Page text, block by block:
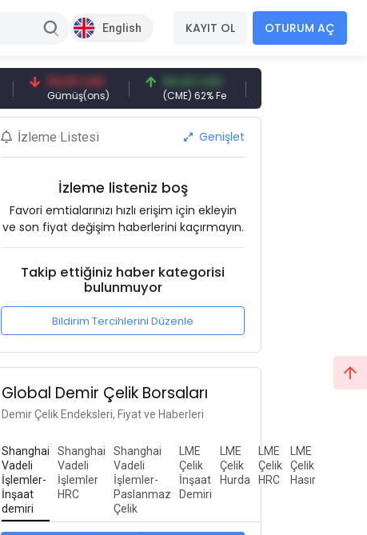
English KAYIT OL OTURUM AÇ
94,50 USD
Gümüş(ons)
94,44 USD
(CME) 62% Fe
377,25 USD
Gemi Söküm
İzleme Listesi Genişlet
İzleme listeniz boş
Favori emtialarınızı hızlı erişim için ekleyin
ve son fiyat değişim haberlerini kaçırmayın.
Takip ettiğiniz haber kategorisi
bulunmuyor
Bildirim Tercihlerini Düzenle
Global Demir Çelik Borsaları
Demir Çelik Endeksleri, Fiyat ve Haberleri
Shanghai
Vadeli
İşlemler-
İnşaat
demiri
Shanghai
Vadeli
İşlemler
HRC
Shanghai
Vadeli
İşlemler-
Paslanmaz
Çelik
LME
Çelik
İnşaat
Demiri
LME
Çelik
Hurda
LME
Çelik
HRC
LME
Çelik
Hasır